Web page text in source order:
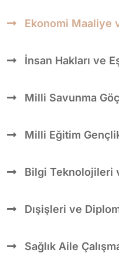
Ekonomi Maaliye
İnsan Hakları ve
Milli Savunma
Milli Eğitim
Bilgi Teknolojileri
Dışişleri ve
Sağlık Aile